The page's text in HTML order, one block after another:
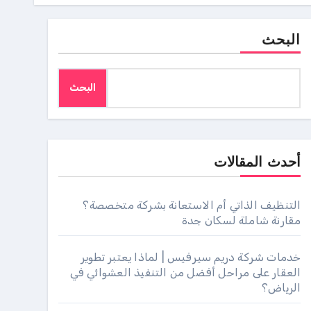
البحث
البحث
أحدث المقالات
التنظيف الذاتي أم الاستعانة بشركة متخصصة؟
مقارنة شاملة لسكان جدة
خدمات شركة دريم سيرفيس | لماذا يعتبر تطوير
العقار على مراحل أفضل من التنفيذ العشوائي في
الرياض؟